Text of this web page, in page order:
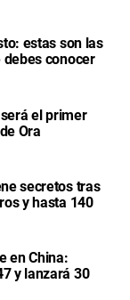
estas son las
conocer
el primer
Ora
secretos tras
y hasta 140
en China:
y lanzará 30